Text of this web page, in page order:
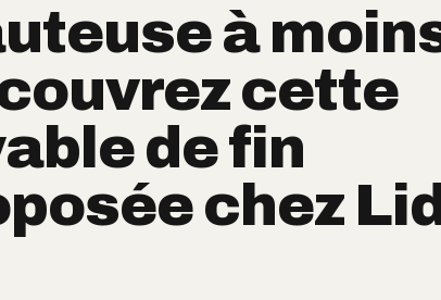
à
cette
de fin
chez Lidl